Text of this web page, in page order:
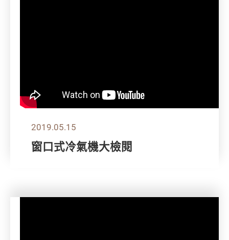
2019.05.15
窗口式冷氣機大檢閱